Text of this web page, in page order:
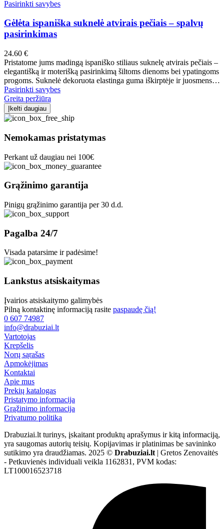
The
may
product
page
Pasirinkti savybesThis
has
may
be
chosen
on
page
Gėlėta ispaniška suknelė atvirais pečiais – spalvų
pasirinkimas
24.60 €
Pristatome jums madingą ispaniško stiliaus suknelę atvirais pečiais –
elegantišką ir moterišką pasirinkimą šiltoms dienoms bei ypatingoms
progoms. Suknelė dekoruota elastinga guma iškirptėje ir juosmens…
Pasirinkti savybesThis
multiple
variants.
The
options
be
chosen
the
page
Greita peržiūra
Įkelti daugiau
Nemokamas pristatymas
Perkant už daugiau nei 100€
Grąžinimo garantija
Pinigų grąžinimo garantija per 30 d.d.
Pagalba 24/7
Visada patarsime ir padėsime!
Lankstus atsiskaitymas
Įvairios atsiskaitymo galimybės
Pilną kontaktinę informaciją rasite paspaudę čią!
0 607 74987
info@drabuziai.lt
Vartotojas
Krepšelis
Norų sąrašas
Apmokėjimas
Kontaktai
Apie mus
Prekių katalogas
Pristatymo informacija
Grąžinimo informacija
Privatumo politika
Drabuziai.lt turinys, įskaitant produktų aprašymus ir kitą informaciją,
yra saugomas autorių teisių. Kopijavimas ir platinimas be savininko
sutikimo yra draudžiamas. 2025 © Drabuziai.lt | Gretos Zenovaitės
- Petkuvienės individuali veikla 1162831, PVM kodas:
LT100016523718